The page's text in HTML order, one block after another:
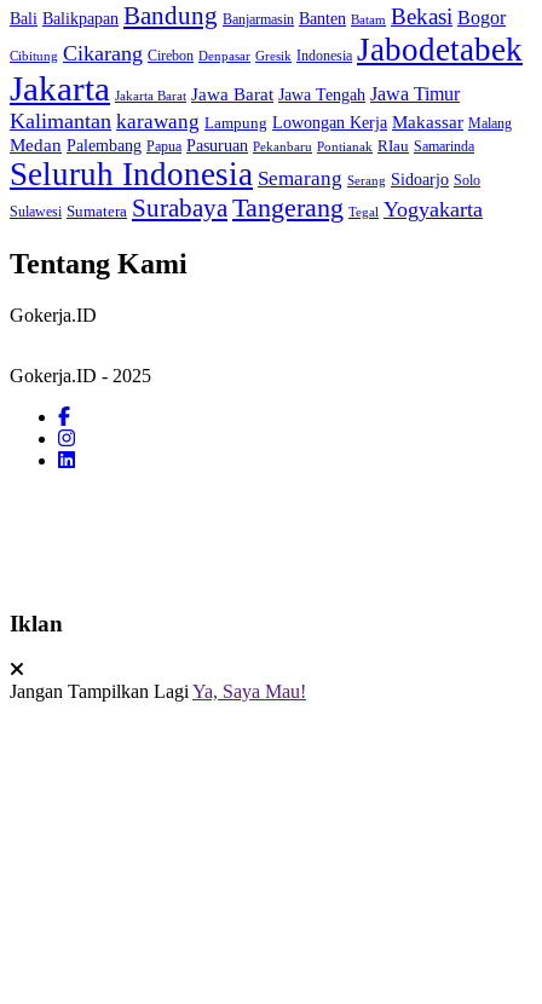
Bali Balikpapan Bandung Banjarmasin Banten Batam Bekasi Bogor
Cibitung Cikarang Cirebon Denpasar Gresik Indonesia Jabodetabek
Jakarta Jakarta Barat Jawa Barat Jawa Tengah Jawa Timur
Kalimantan karawang Lampung Lowongan Kerja Makassar Malang
Medan Palembang Papua Pasuruan Pekanbaru Pontianak RIau Samarinda
Seluruh Indonesia Semarang Serang Sidoarjo Solo
Sulawesi Sumatera Surabaya Tangerang Tegal Yogyakarta
Tentang Kami
Gokerja.ID
Gokerja.ID - 2025
Iklan
Jangan Tampilkan Lagi Ya, Saya Mau!